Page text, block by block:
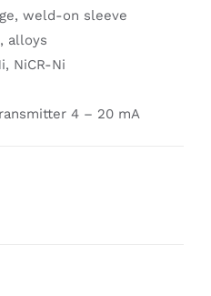
weld-on sleeve
alloys
NiCR-Ni
4 – 20 mA